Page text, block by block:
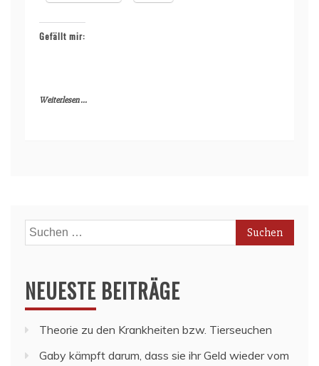
Gefällt mir:
Weiterlesen ...
Suchen
nach:
NEUESTE BEITRÄGE
Theorie zu den Krankheiten bzw. Tierseuchen
Gaby kämpft darum, dass sie ihr Geld wieder vom